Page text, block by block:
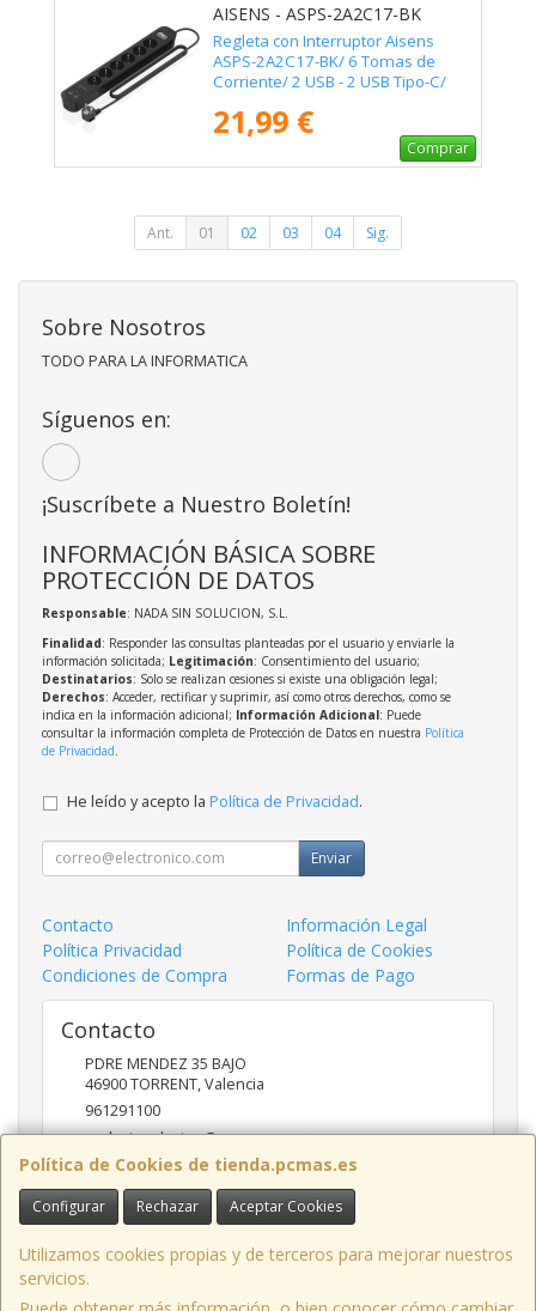
AISENS - ASPS-2A2C17-BK
Regleta con Interruptor Aisens
ASPS-2A2C17-BK/ 6 Tomas de
Corriente/ 2 USB - 2 USB Tipo-C/
21,99 €
Comprar
Ant. 01 02 03 04 Sig.
Política de Cookies de tienda.pcmas.es
Configurar Rechazar Aceptar Cookies
Utilizamos cookies propias y de terceros para mejorar nuestros
servicios.
Sobre Nosotros
TODO PARA LA INFORMATICA
Síguenos en:
¡Suscríbete a Nuestro Boletín!
INFORMACIÓN BÁSICA SOBRE
PROTECCIÓN DE DATOS
Responsable: NADA SIN SOLUCION, S.L.
Finalidad: Responder las consultas planteadas por el usuario y enviarle la
información solicitada; Legitimación: Consentimiento del usuario;
Destinatarios: Solo se realizan cesiones si existe una obligación legal;
Derechos: Acceder, rectificar y suprimir, así como otros derechos, como se
indica en la información adicional; Información Adicional: Puede
consultar la información completa de Protección de Datos en nuestra Política
de Privacidad.
He leído y acepto la Política de Privacidad.
Enviar
Contacto
Información Legal
Política Privacidad
Política de Cookies
Condiciones de Compra
Formas de Pago
Contacto
PDRE MENDEZ 35 BAJO
46900TORRENT,Valencia
961291100
nadasinsolucion@pcmas.es
Horario
10 -14 17 - 20